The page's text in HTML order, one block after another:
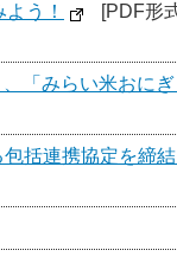
う！
[PDF形
「みらい米おにぎ
括連携協定を締結